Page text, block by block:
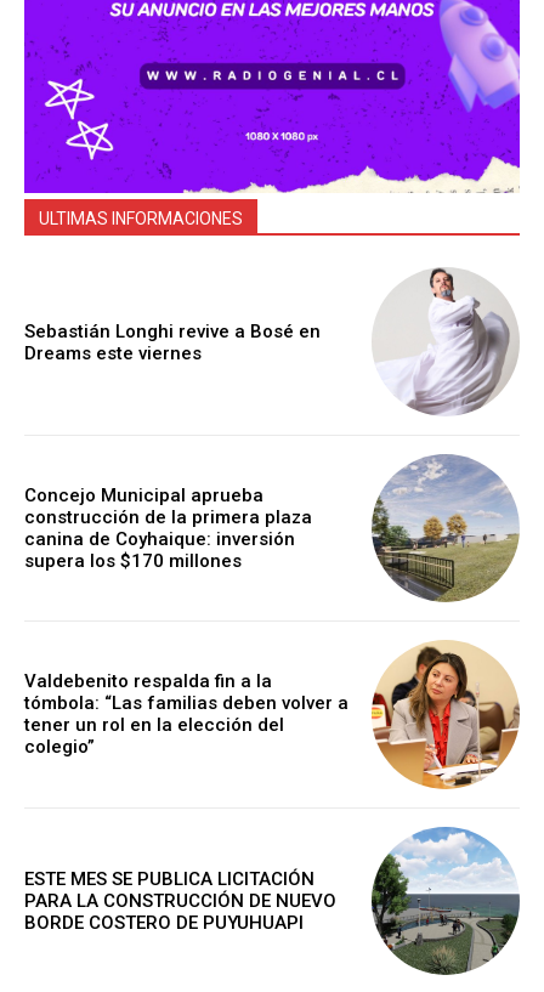
ULTIMAS INFORMACIONES
Sebastián Longhi revive a Bosé en
Dreams este viernes
Concejo Municipal aprueba
construcción de la primera plaza
canina de Coyhaique: inversión
supera los $170 millones
Valdebenito respalda fin a la
tómbola: “Las familias deben volver a
tener un rol en la elección del
colegio”
ESTE MES SE PUBLICA LICITACIÓN
PARA LA CONSTRUCCIÓN DE NUEVO
BORDE COSTERO DE PUYUHUAPI